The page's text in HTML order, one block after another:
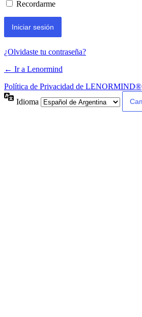
Recordarme
¿Olvidaste tu contraseña?
← Ir a Lenormind
Política de Privacidad de LENORMIND®
Idioma